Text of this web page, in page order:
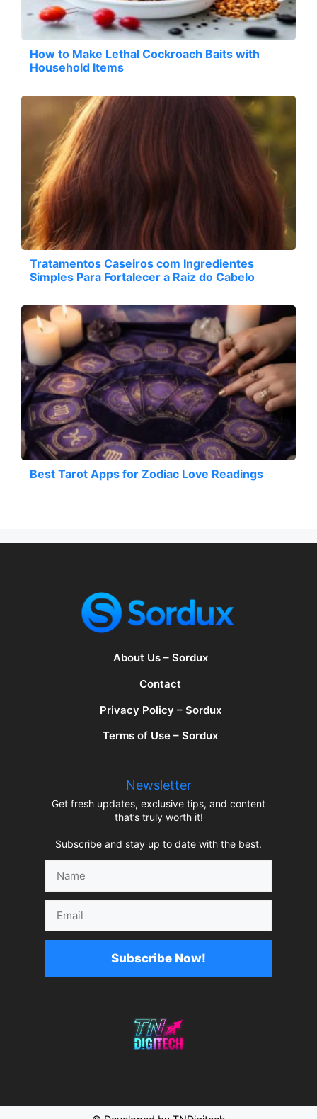
How to Make Lethal Cockroach Baits with
Household Items
Tratamentos Caseiros com Ingredientes
Simples Para Fortalecer a Raiz do Cabelo
Best Tarot Apps for Zodiac Love Readings
About Us – Sordux
Contact
Privacy Policy – Sordux
Terms of Use – Sordux
Newsletter
Get fresh updates, exclusive tips, and content
that’s truly worth it!
Subscribe and stay up to date with the best.
Subscribe Now!